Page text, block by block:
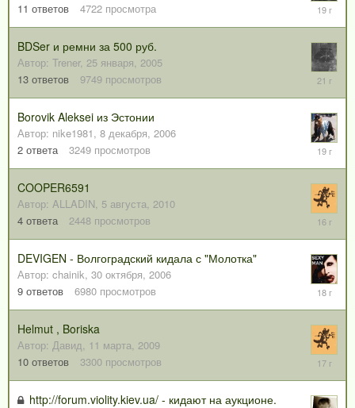
11 ответов 4722 просмотра
2007
BDSer и ремни за 500 руб.
Автор: Trener, 25 января, 2005
13 ответов 9749 просмотров
10
2005
Borovik Aleksei из Эстонии
Автор: nike1981, 8 декабря, 2006
2 ответа 3249 просмотров
13
2007
COOPER6591
Автор: ALLADIN, 5 августа, 2010
4 ответа 2448 просмотров
2010
DEVIGEN - Волгоградский кидала с "Молотка"
Автор: chainik, 30 октября, 2006
9 ответов 6980 просмотров
27
2007
Helmut , Boriska
Автор: Давид, 11 марта, 2009
10 ответов 3300 просмотров
29
2009
http://forum.violity.kiev.ua/ - кидают на аукционе.